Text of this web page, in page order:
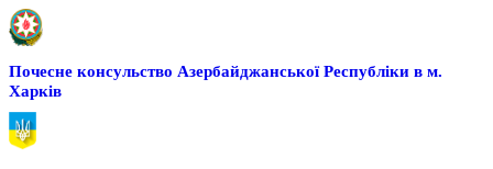
Почесне консульство Азербайджанської Республіки в м.
Харків